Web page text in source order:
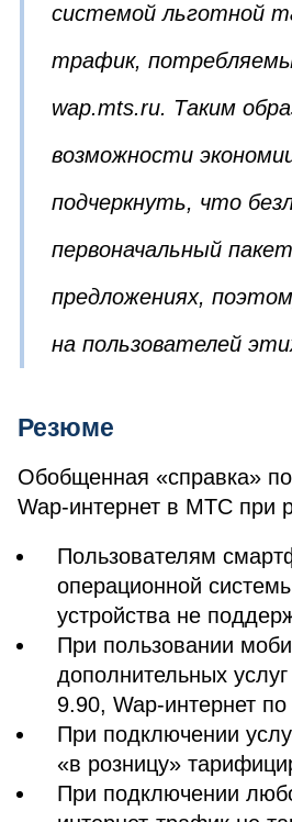
системой льготной
трафик,
wap.mts.ru. Таким
возможности
подчеркнуть, что
первоначальный
предложениях,
на пользователей
Резюме
Обобщенная «справка»
Wap-интернет в МТС при
Пользователям
операционной
устройства не
При пользовании
дополнительных
9.90, Wap-интернет
При подключении
«в розницу»
При подключении